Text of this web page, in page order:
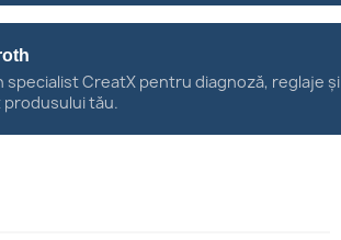
specialist CreatX pentru diagnoză, reglaje și
tău.